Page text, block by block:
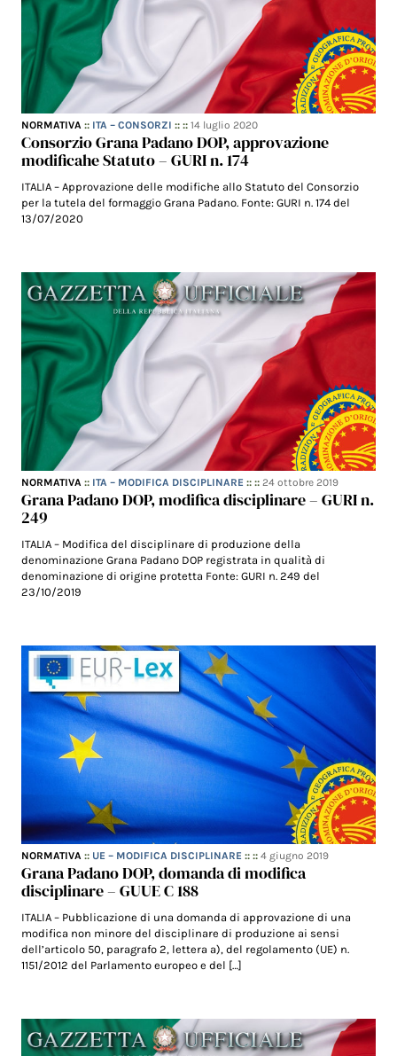
NORMATIVA :: ITA – CONSORZI :: ::14 luglio 2020
Consorzio Grana Padano DOP, approvazione
modificahe Statuto – GURI n. 174
ITALIA – Approvazione delle modifiche allo Statuto del Consorzio
per la tutela del formaggio Grana Padano. Fonte: GURI n. 174 del
13/07/2020
NORMATIVA :: ITA – MODIFICA DISCIPLINARE :: ::24 ottobre 2019
Grana Padano DOP, modifica disciplinare – GURI n.
249
ITALIA – Modifica del disciplinare di produzione della
denominazione Grana Padano DOP registrata in qualità di
denominazione di origine protetta Fonte: GURI n. 249 del
23/10/2019
NORMATIVA :: UE – MODIFICA DISCIPLINARE :: ::4 giugno 2019
Grana Padano DOP, domanda di modifica
disciplinare – GUUE C 188
ITALIA – Pubblicazione di una domanda di approvazione di una
modifica non minore del disciplinare di produzione ai sensi
dell’articolo 50, paragrafo 2, lettera a), del regolamento (UE) n.
1151/2012 del Parlamento europeo e del […]